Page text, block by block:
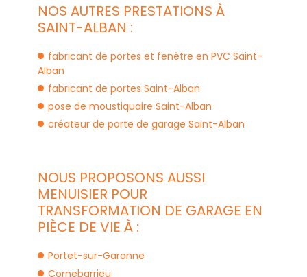
NOS AUTRES PRESTATIONS À
SAINT-ALBAN :
fabricant de portes et fenêtre en PVC Saint-
Alban
fabricant de portes Saint-Alban
pose de moustiquaire Saint-Alban
créateur de porte de garage Saint-Alban
NOUS PROPOSONS AUSSI
MENUISIER POUR
TRANSFORMATION DE GARAGE EN
PIÈCE DE VIE À :
Portet-sur-Garonne
Cornebarrieu